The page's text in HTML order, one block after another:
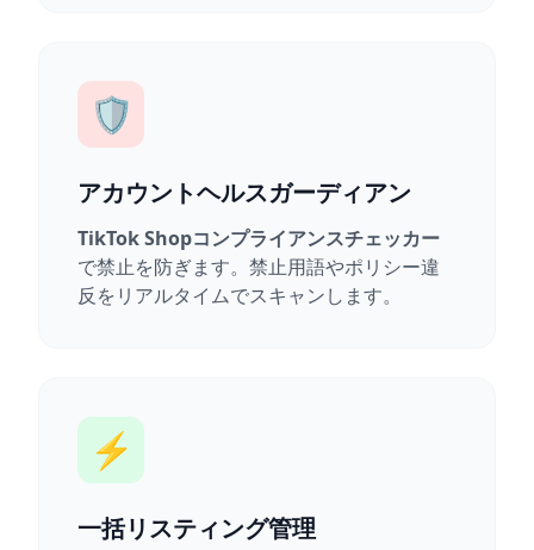
🛡️
アカウントヘルスガーディアン
TikTok Shopコンプライアンスチェッカー
で禁止を防ぎます。禁止用語やポリシー違
反をリアルタイムでスキャンします。
⚡
一括リスティング管理